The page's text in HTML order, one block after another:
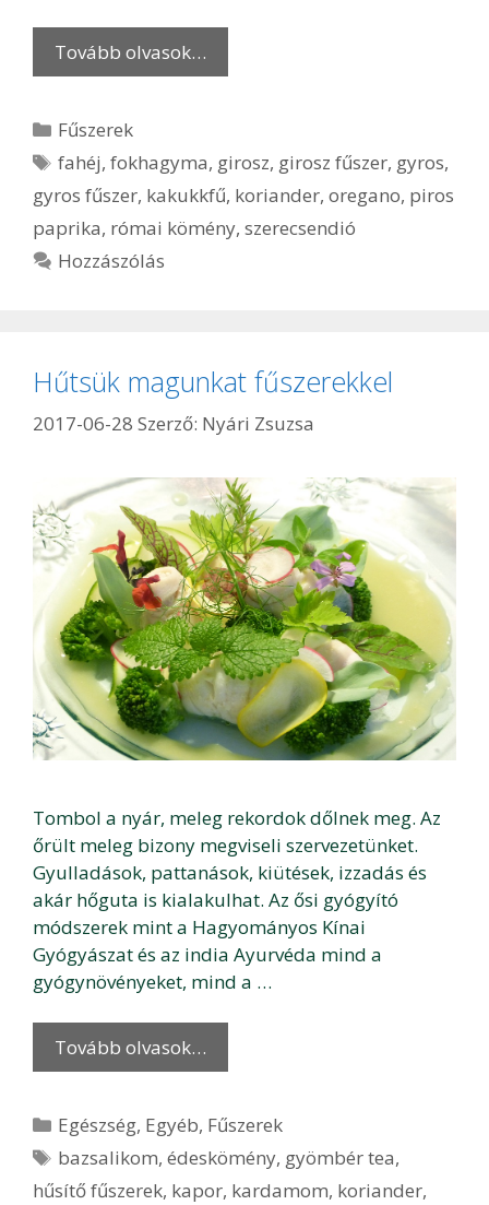
Tovább olvasok…
Kategória
Fűszerek
Címkék
fahéj,fokhagyma, girosz, girosz fűszer, gyros,
gyros fűszer, kakukkfű, koriander, oregano, piros
paprika, római kömény, szerecsendió
Hozzászólás
Hűtsük magunkat fűszerekkel
2017-06-28 Szerző: Nyári Zsuzsa
Tombol a nyár, meleg rekordok dőlnek meg. Az
őrült meleg bizony megviseli szervezetünket.
Gyulladások, pattanások, kiütések, izzadás és
akár hőguta is kialakulhat. Az ősi gyógyító
módszerek mint a Hagyományos Kínai
Gyógyászat és az india Ayurvéda mind a
gyógynövényeket, mind a …
Tovább olvasok…
Kategória
Egészség, Egyéb, Fűszerek
Címkék
bazsalikom,édeskömény, gyömbér tea,
hűsítő fűszerek, kapor, kardamom, koriander,